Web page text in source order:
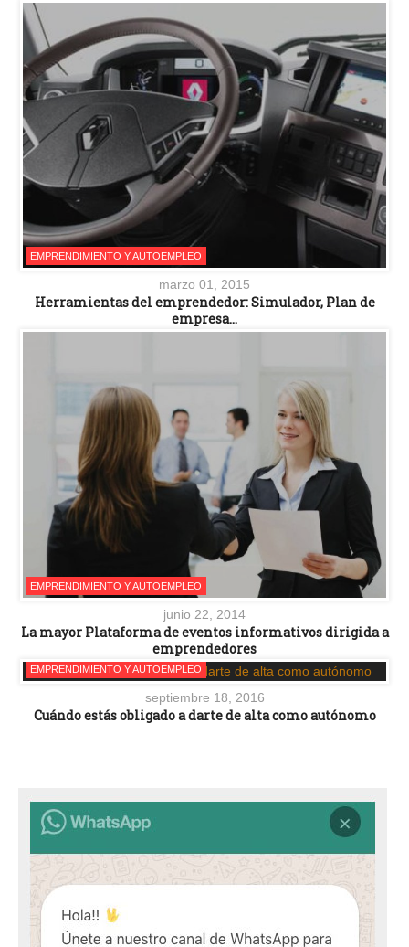
EMPRENDIMIENTO Y AUTOEMPLEO
marzo 01, 2015
Herramientas del emprendedor: Simulador, Plan de
empresa…
EMPRENDIMIENTO Y AUTOEMPLEO
junio 22, 2014
La mayor Plataforma de eventos informativos dirigida a
emprendedores
EMPRENDIMIENTO Y AUTOEMPLEO
septiembre 18, 2016
Cuándo estás obligado a darte de alta como autónomo